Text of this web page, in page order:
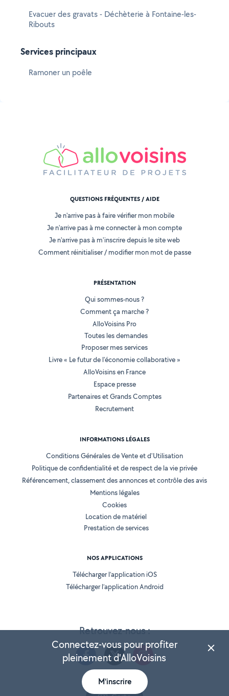
Evacuer des gravats - Déchèterie à Fontaine-les-
Ribouts
Services principaux
Ramoner un poêle
Retrouvez-nous :
QUESTIONS FRÉQUENTES / AIDE
Je n'arrive pas à faire vérifier mon mobile
Je n'arrive pas à me connecter à mon compte
Je n'arrive pas à m'inscrire depuis le site web
Comment réinitialiser / modifier mon mot de passe
PRÉSENTATION
Qui sommes-nous ?
Comment ça marche ?
AlloVoisins Pro
Toutes les demandes
Proposer mes services
Livre « Le futur de l'économie collaborative »
AlloVoisins en France
Espace presse
Partenaires et Grands Comptes
Recrutement
INFORMATIONS LÉGALES
Conditions Générales de Vente et d'Utilisation
Politique de confidentialité et de respect de la vie privée
Référencement, classement des annonces et contrôle des avis
Mentions légales
Cookies
Location de matériel
Prestation de services
NOS APPLICATIONS
Télécharger l’application iOS
Télécharger l’application Android
Connectez-vous pour profiter
pleinement d'AlloVoisins
M'inscrire